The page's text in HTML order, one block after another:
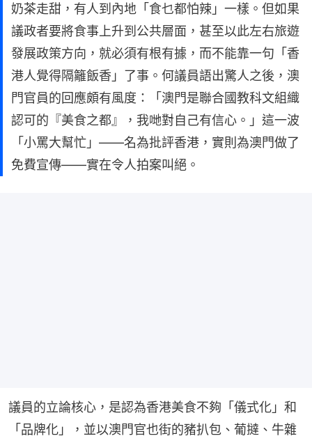
奶茶走甜，有人到內地「食乜都怕辣」一樣。但如果
議政者要將食事上升到公共層面，甚至以此左右旅遊
發展政策方向，就必須有根有據，而不能靠一句「香
港人覺得隔籬飯香」了事。何議員語出驚人之後，澳
門官員的回應頗有風度：「澳門是聯合國教科文組織
認可的『美食之都』，我哋對自己有信心。」這一波
「小罵大幫忙」——名為批評香港，實則為澳門做了
免費宣傳——實在令人拍案叫絕。
議員的立論核心，是認為香港美食不夠「儀式化」和
「品牌化」，並以澳門官也街的豬扒包、葡撻、牛雜